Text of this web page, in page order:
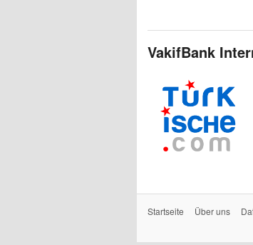
VakifBank
Startseite Über uns